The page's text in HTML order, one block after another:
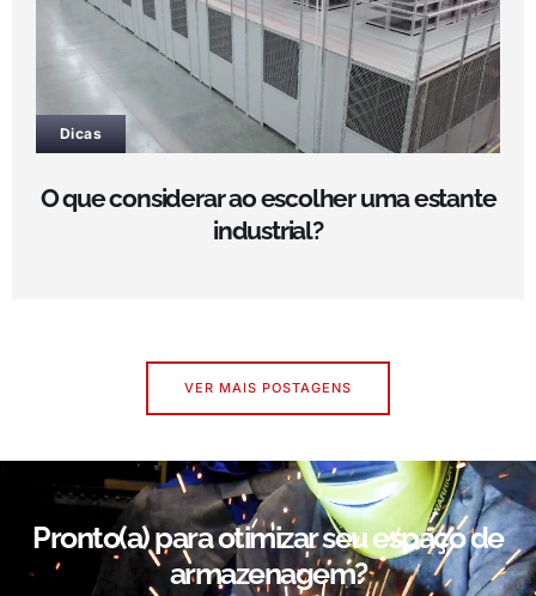
Dicas
O que considerar ao escolher uma estante
industrial?
VER MAIS POSTAGENS
Pronto(a) para otimizar seu espaço de
armazenagem?